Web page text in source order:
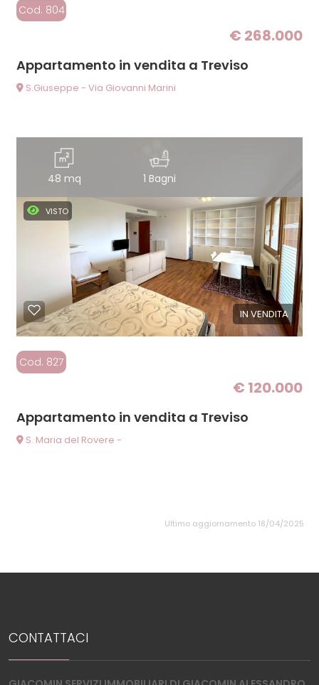
Cod. 804
€ 268.000
Appartamento in vendita a Treviso
S.Giuseppe - Via Giovanni Marini
48 mq 1 Bagni
IN VENDITA
VISTO
Cod. 827
€ 120.000
Appartamento in vendita a Treviso
S. Maria del Rovere -
Ultimo aggiornamento 18/04/2025
CONTATTACI